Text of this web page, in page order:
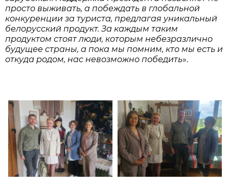
просто выживать, а побеждать в глобальной
конкуренции за туриста, предлагая уникальный
белорусский продукт. За каждым таким
продуктом стоят люди, которым небезразлично
будущее страны, а пока мы помним, кто мы есть и
откуда родом, нас невозможно победить».